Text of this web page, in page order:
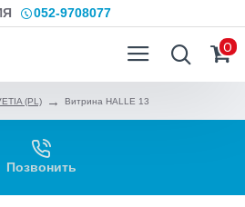
052-9708077
0
(PL) Витрина HALLE 13
Позвонить